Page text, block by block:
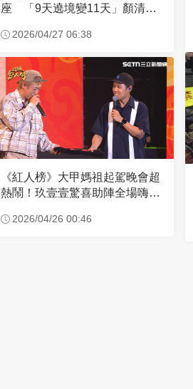
座 「9天遶境變11天」顏清標
2026/04/27 06:38
《紅人榜》大甲媽祖起駕晚會超
熱鬧！玖壹壹驚喜助陣全場嗨
2026/04/26 00:46